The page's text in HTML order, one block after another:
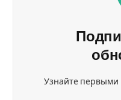
Узнайте